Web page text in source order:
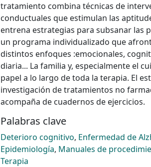
tratamiento combina técnicas de
conductuales que estimulan las
entrena estrategias para subsanar las
un programa individualizado que
distintos enfoques :emocionales,
diaria... La familia y, especialmente el
papel a lo largo de toda la terapia. El
investigación de tratamientos no
acompaña de cuadernos de ejercicios.
Palabras clave
Deterioro cognitivo, Enfermedad de
Epidemiología, Manuales de
Terapia